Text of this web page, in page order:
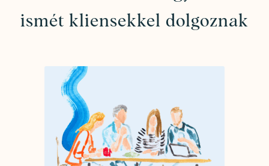
ismét kliensekkel dolgoznak